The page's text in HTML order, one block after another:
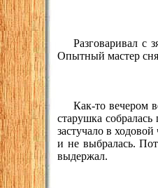
Разговаривал с
Опытный мастер
Как-то вечером
старушка
застучало в
и не выбралась.
выдержал.